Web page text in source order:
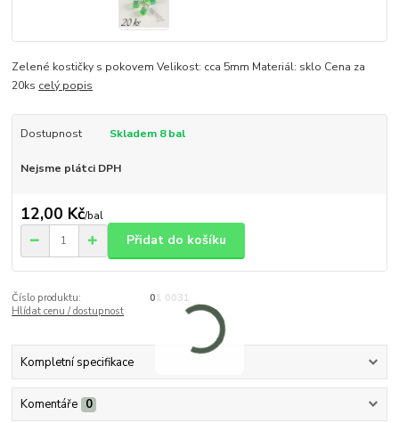
Zelené kostičky s pokovem Velikost: cca 5mm Materiál: sklo Cena za
20ks celý popis
Dostupnost Skladem 8 bal
Nejsme plátci DPH
12,00 Kč/bal
Přidat do košíku
Číslo produktu:
01 0031
Hlídat cenu / dostupnost
Kompletní specifikace
Komentáře 0